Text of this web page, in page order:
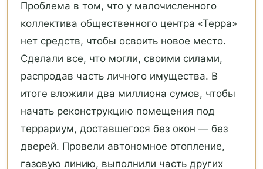
Проблема в том, что у малочисленного
коллектива общественного центра «Терра»
нет средств, чтобы освоить новое место.
Сделали все, что могли, своими силами,
распродав часть личного имущества. В
итоге вложили два миллиона сумов, чтобы
начать реконструкцию помещения под
террариум, доставшегося без окон — без
дверей. Провели автономное отопление,
газовую линию, выполнили часть других